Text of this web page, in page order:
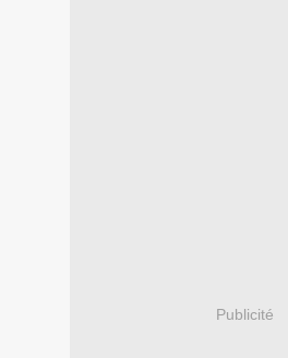
Publicité